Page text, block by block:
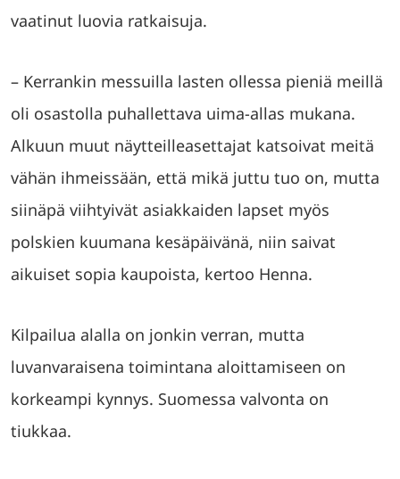
vaatinut luovia ratkaisuja.
– Kerrankin messuilla lasten ollessa pieniä meillä
oli osastolla puhallettava uima-allas mukana.
Alkuun muut näytteilleasettajat katsoivat meitä
vähän ihmeissään, että mikä juttu tuo on, mutta
siinäpä viihtyivät asiakkaiden lapset myös
polskien kuumana kesäpäivänä, niin saivat
aikuiset sopia kaupoista, kertoo Henna.
Kilpailua alalla on jonkin verran, mutta
luvanvaraisena toimintana aloittamiseen on
korkeampi kynnys. Suomessa valvonta on
tiukkaa.